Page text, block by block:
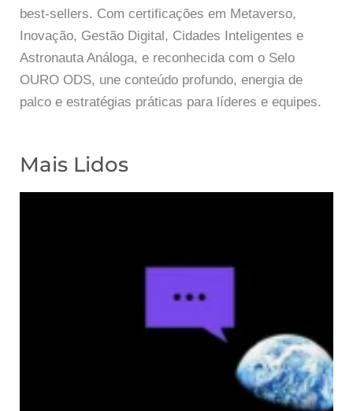
best-sellers. Com certificações em Metaverso,
Inovação, Gestão Digital, Cidades Inteligentes e
Astronauta Análoga, e reconhecida com o Selo
OURO ODS, une conteúdo profundo, energia de
palco e estratégias práticas para líderes e equipes.
Mais Lidos